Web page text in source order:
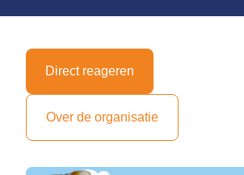
Direct reageren
Over de organisatie